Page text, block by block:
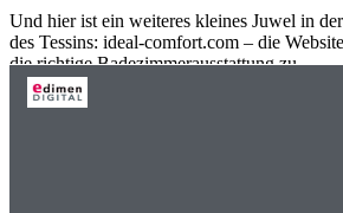
Und hier ist ein weiteres kleines Juwel in
des Tessins: ideal-comfort.com – die
die richtige Badezimmerausstattung zu